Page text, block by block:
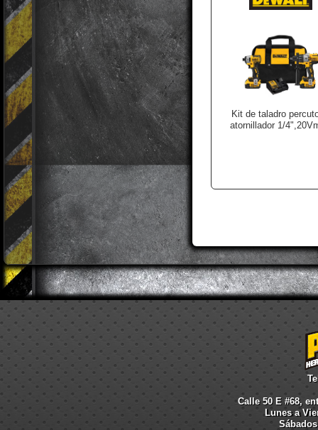
Kit de taladro
atornillador 1/
Calle 50 E #68,
Lunes a